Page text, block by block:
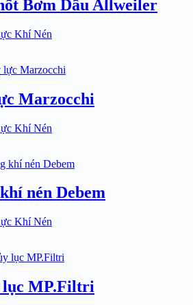
Bơm Dầu Allweiler
Khí Nén
Marzocchi
Khí Nén
nén Debem
Khí Nén
lục MP.Filtri